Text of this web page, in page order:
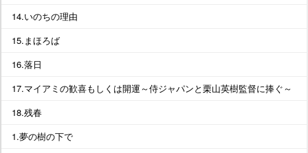
14.いのちの理由
15.まほろば
16.落日
17.マイアミの歓喜もしくは開運～侍ジャパンと栗山英樹監督に捧ぐ～
18.残春
1.夢の樹の下で